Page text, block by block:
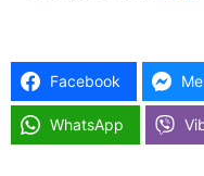
Facebook
WhatsApp